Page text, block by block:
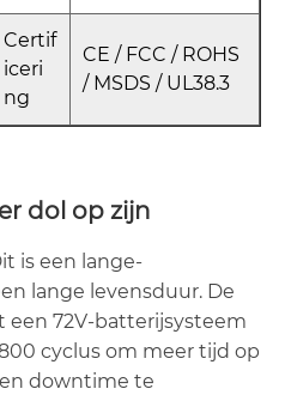
Certif
iceri
ng
CE / FCC / ROHS
/ MSDS / UL38.3
dol op zijn
is een lange-
lange levensduur. De
72V-batterijsysteem
cyclus om meer tijd op
downtime te